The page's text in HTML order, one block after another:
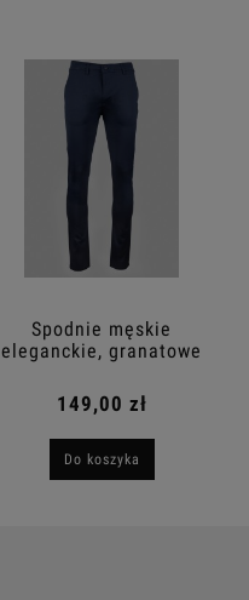
Spodnie męskie
eleganckie, granatowe
149,00 zł
Do koszyka